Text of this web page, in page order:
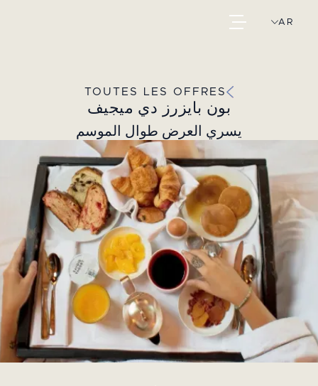
AR
TOUTES LES OFFRES
بون بايزرز دي ميجيف
يسري العرض طوال الموسم